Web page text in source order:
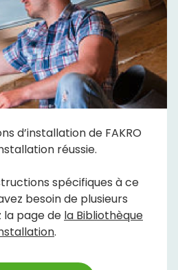
d’installation de FAKRO
réussie.
spécifiques à ce
besoin de plusieurs
la page de la Bibliothèque
.